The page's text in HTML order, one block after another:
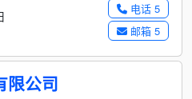
电话 5
邮箱 5
限公司